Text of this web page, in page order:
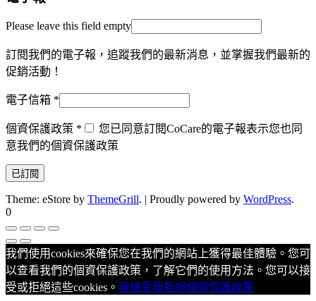
Please leave this field empty
訂閱我們的電子報，追蹤我們的最新消息，並掌握我們最新的
促銷活動！
電子信箱 *
個資保護政策 *
您已同意訂閱CoCare的電子報表示您也同
意我們的個資保護政策
Theme: eStore by ThemeGrill. | Proudly powered by WordPress.
0
我們使用cookies來確保您在我們的網站上獲得最佳體驗。您可
以查看我們的個資保護政策，了解它們的使用方法。您可以接
受或拒絕這些cookies。 我接受我拒絕個資保護政策